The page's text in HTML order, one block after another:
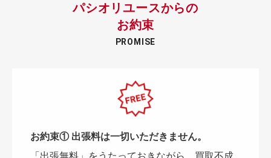
パシオリユースからの
お約束
PROMISE
お約束① 出張料は一切いただきません。